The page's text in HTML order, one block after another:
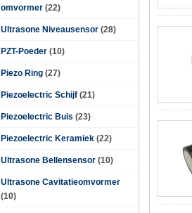
omvormer (22)
Ultrasone Niveausensor (28)
PZT-Poeder (10)
Piezo Ring (27)
Piezoelectric Schijf (21)
Piezoelectric Buis (23)
Piezoelectric Keramiek (22)
Ultrasone Bellensensor (10)
Ultrasone Cavitatieomvormer
(10)